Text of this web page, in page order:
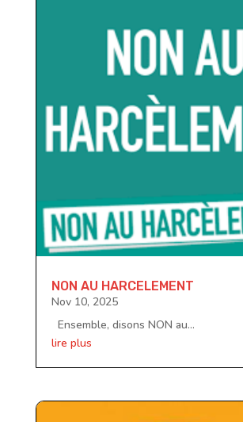
NON AU HARCELEMENT
Nov 10, 2025
Ensemble, disons NON au...
lire plus